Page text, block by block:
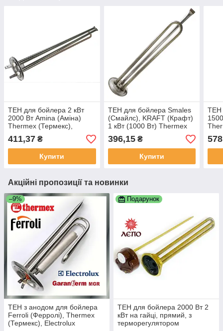
ТЕН для бойлера 2 кВт
2000 Вт Amina (Аміна)
Thermex (Термекс),
Garanterm (Гарантерм)
фланець 63 мм мідний
411,37 ₴
Купити
ТЕН для бойлера Smales
(Смайлс), KRAFT (Крафт)
1 кВт (1000 Вт) Thermex
(Термекс) з неіржавки
396,15₴
Купити
ТЕН
Акційні пропозиції та новинки
–9%
ТЕН з анодом для бойлера
Ferroli (Ферролі), Thermex
(Термекс), Electrolux
Подарунок
ТЕН для бойлера 2000 Вт 2
кВт на гайці, прямий, з
терморегулятором